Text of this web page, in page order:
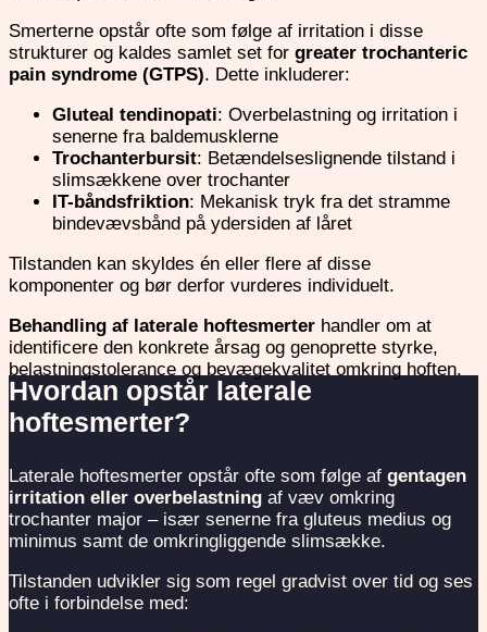
Smerterne opstår ofte som følge af irritation i disse
strukturer og kaldes samlet set for greater trochanteric
pain syndrome (GTPS). Dette inkluderer:
Gluteal tendinopati: Overbelastning og irritation i
senerne fra baldemusklerne
Trochanterbursit: Betændelseslignende tilstand i
slimsækkene over trochanter
IT-båndsfriktion: Mekanisk tryk fra det stramme
bindevævsbånd på ydersiden af låret
Tilstanden kan skyldes én eller flere af disse
komponenter og bør derfor vurderes individuelt.
Behandling af laterale hoftesmerter handler om at
identificere den konkrete årsag og genoprette styrke,
belastningstolerance og bevægekvalitet omkring hoften.
Hvordan opstår laterale
hoftesmerter?
Laterale hoftesmerter opstår ofte som følge af gentagen
irritation eller overbelastning af væv omkring
trochanter major – især senerne fra gluteus medius og
minimus samt de omkringliggende slimsække.
Tilstanden udvikler sig som regel gradvist over tid og ses
ofte i forbindelse med: